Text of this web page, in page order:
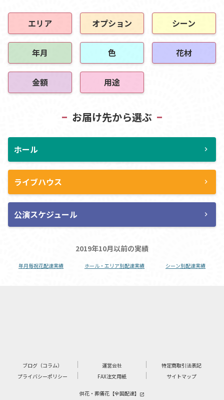
エリア オプション シーン
年月 色 花材
金額 用途
お届け先から選ぶ
ホール chevron_right
ライブハウス chevron_right
公演スケジュール chevron_right
2019年10月以前の実績
年月毎祝花配達実績 ホール・エリア別配達実績 シーン別配達実績
ブログ（コラム） 運営会社
特定商取引法表記
プライバシーポリシー
FAX注文用紙 サイトマップ
供花・葬儀花【全国配達】 launch